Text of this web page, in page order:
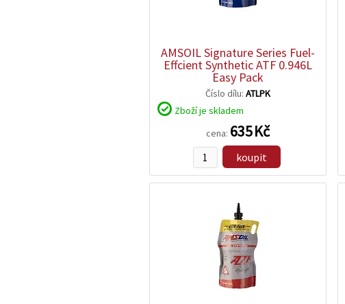
AMSOIL Signature Series Fuel-
Effcient Synthetic ATF 0.946L
Easy Pack
cena: 635 Kč
Číslo dílu:ATLPK
koupit
Zboží je skladem
zobrazit